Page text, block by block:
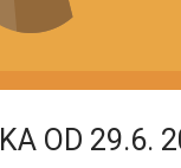
95H
FALKENOD 29.6.